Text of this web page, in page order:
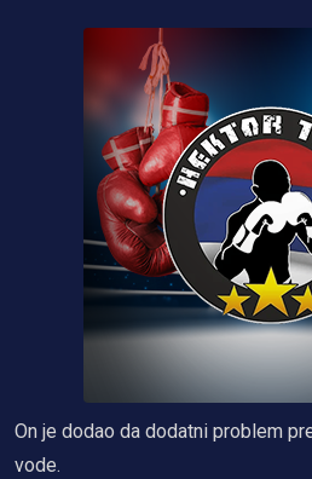
On je dodao da dodatni problem
vode.